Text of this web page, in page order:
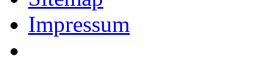
Impressum